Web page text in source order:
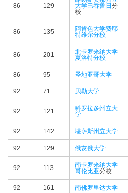
86 129
大学巴吞鲁日 分
校
86 135
阿肯色大学费耶
特维尔分校
86 201
北卡罗来纳大学
夏洛特分校
86 95 圣地亚哥大学
92 71 贝勒大学
92 121
科罗拉多州立大
学
92 142 堪萨斯州立大学
92 129 俄亥俄大学
92 113
南卡罗来纳大学
哥伦比亚分校
92 161 南佛罗里达大学